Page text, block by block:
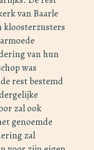
van Baarle
kloosterzusters
van hun
was
rest bestemd
zal ook
genoemde
zal